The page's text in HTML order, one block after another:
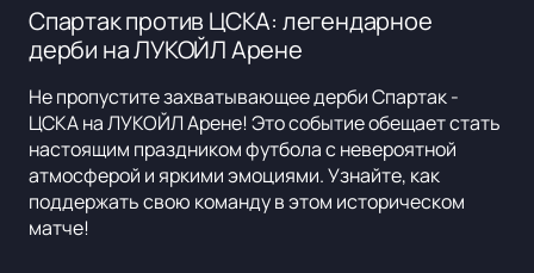
Спартак против ЦСКА: легендарное
дерби на ЛУКОЙЛ Арене
Не пропустите захватывающее дерби Спартак -
ЦСКА на ЛУКОЙЛ Арене! Это событие обещает стать
настоящим праздником футбола с невероятной
атмосферой и яркими эмоциями. Узнайте, как
поддержать свою команду в этом историческом
матче!